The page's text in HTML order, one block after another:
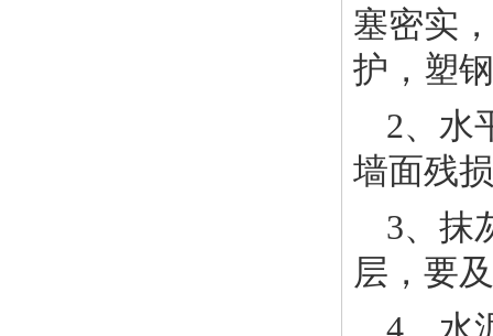
塞密实
护，塑
2、水
墙面残
3、抹
层，要